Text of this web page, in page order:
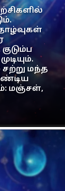
மந்த
மஞ்சள்,